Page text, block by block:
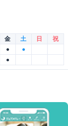
金 土 日
祝
●
●
●